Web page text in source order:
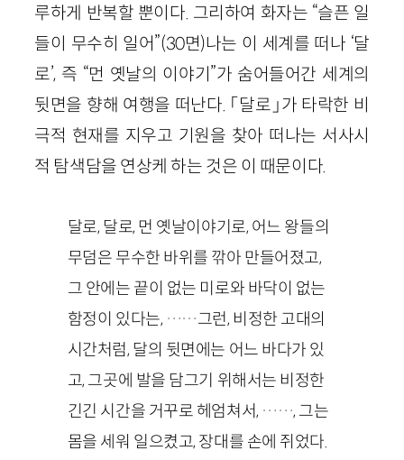
루하게 반복할 뿐이다. 그리하여 화자는 “슬픈 일
들이 무수히 일어”(30면)나는 이 세계를 떠나 ‘달
로’, 즉 “먼 옛날의 이야기”가 숨어들어간 세계의
뒷면을 향해 여행을 떠난다. 「달로」가 타락한 비
극적 현재를 지우고 기원을 찾아 떠나는 서사시
적 탐색담을 연상케 하는 것은 이 때문이다.
달로, 달로, 먼 옛날이야기로, 어느 왕들의
무덤은 무수한 바위를 깎아 만들어졌고,
그 안에는 끝이 없는 미로와 바닥이 없는
함정이 있다는, ……그런, 비정한 고대의
시간처럼, 달의 뒷면에는 어느 바다가 있
고, 그곳에 발을 담그기 위해서는 비정한
긴긴 시간을 거꾸로 헤엄쳐서, ……, 그는
몸을 세워 일으켰고, 장대를 손에 쥐었다.